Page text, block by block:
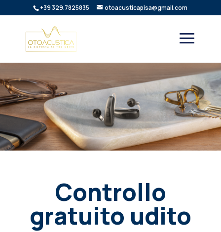
+39 329.7825835 otoacusticapisa@gmail.com
Controllo
gratuito udito